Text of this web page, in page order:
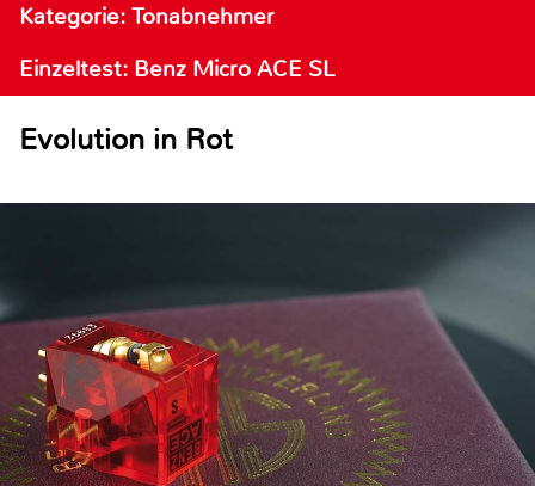
Kategorie: Tonabnehmer
Einzeltest: Benz Micro ACE SL
Evolution in Rot